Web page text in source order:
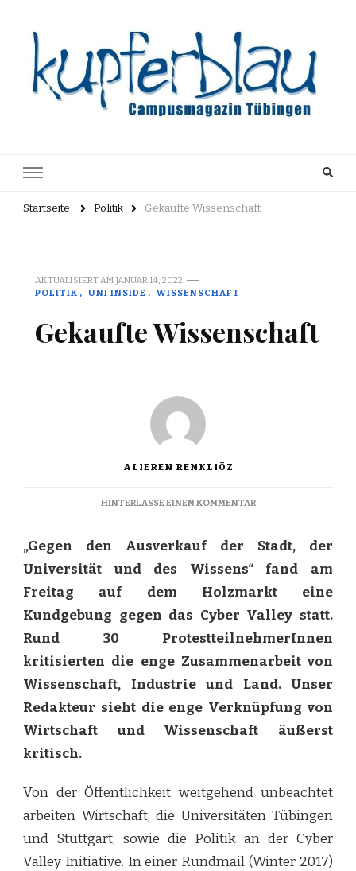
Archiv
Startseite Politik Gekaufte Wissenschaft
AKTUALISIERT AM JANUAR 14, 2022
POLITIK
UNI INSIDE WISSENSCHAFT
Gekaufte Wissenschaft
ALIEREN RENKLIÖZ
HINTERLASSE EINEN KOMMENTARZU
„Gegen den Ausverkauf der Stadt, der
Universität und des Wissens“ fand am
Freitag auf dem Holzmarkt eine
Kundgebung gegen das Cyber Valley statt.
Rund 30 ProtestteilnehmerInnen
kritisierten die enge Zusammenarbeit von
Wissenschaft, Industrie und Land. Unser
Redakteur sieht die enge Verknüpfung von
Wirtschaft und Wissenschaft äußerst
kritisch.
Von der Öffentlichkeit weitgehend unbeachtet
arbeiten Wirtschaft, die Universitäten Tübingen
und Stuttgart, sowie die Politik an der Cyber
Valley Initiative. In einer Rundmail (Winter 2017)